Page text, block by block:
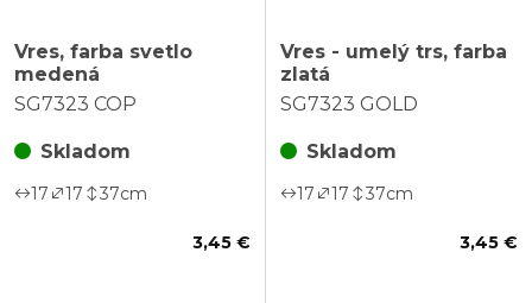
Vres, farba svetlo
medená
SG7323 COP
Skladom
17 17 37cm
3,45 €
Vres - umelý trs, farba
zlatá
SG7323 GOLD
Skladom
17 17 37cm
3,45 €